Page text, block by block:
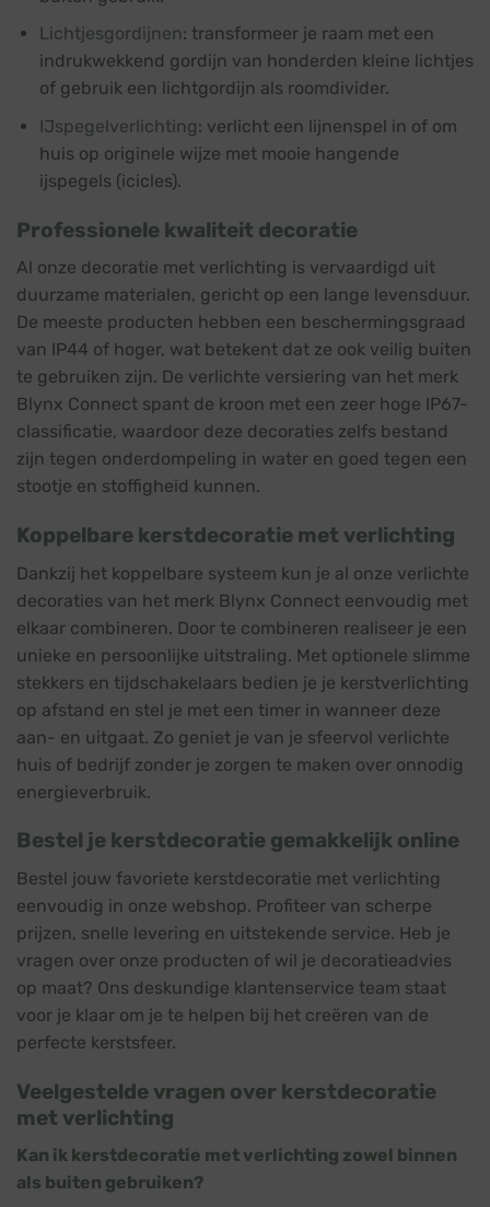
Lichtjesgordijnen: transformeer je raam met een
indrukwekkend gordijn van honderden kleine lichtjes
of gebruik een lichtgordijn als roomdivider.
IJspegelverlichting: verlicht een lijnenspel in of om
huis op originele wijze met mooie hangende
ijspegels (icicles).
Professionele kwaliteit decoratie
Al onze decoratie met verlichting is vervaardigd uit
duurzame materialen, gericht op een lange levensduur.
De meeste producten hebben een beschermingsgraad
van IP44 of hoger, wat betekent dat ze ook veilig buiten
te gebruiken zijn. De verlichte versiering van het merk
Blynx Connect spant de kroon met een zeer hoge IP67-
classificatie, waardoor deze decoraties zelfs bestand
zijn tegen onderdompeling in water en goed tegen een
stootje en stoffigheid kunnen.
Koppelbare kerstdecoratie met verlichting
Dankzij het koppelbare systeem kun je al onze verlichte
decoraties van het merk Blynx Connect eenvoudig met
elkaar combineren. Door te combineren realiseer je een
unieke en persoonlijke uitstraling. Met optionele slimme
stekkers en tijdschakelaars bedien je je kerstverlichting
op afstand en stel je met een timer in wanneer deze
aan- en uitgaat. Zo geniet je van je sfeervol verlichte
huis of bedrijf zonder je zorgen te maken over onnodig
energieverbruik.
Bestel je kerstdecoratie gemakkelijk online
Bestel jouw favoriete kerstdecoratie met verlichting
eenvoudig in onze webshop. Profiteer van scherpe
prijzen, snelle levering en uitstekende service. Heb je
vragen over onze producten of wil je decoratieadvies
op maat? Ons deskundige klantenservice team staat
voor je klaar om je te helpen bij het creëren van de
perfecte kerstsfeer.
Veelgestelde vragen over kerstdecoratie
met verlichting
Kan ik kerstdecoratie met verlichting zowel binnen
als buiten gebruiken?